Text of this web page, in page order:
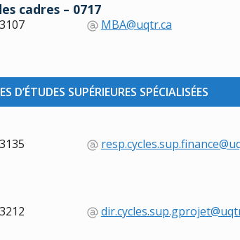
cadres – 0717
MBA@uqtr.ca
D’ÉTUDES SUPÉRIEURES SPÉCIALISÉES